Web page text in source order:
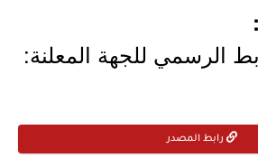
الرسمي للجهة المعلنة:
رابط المصدر